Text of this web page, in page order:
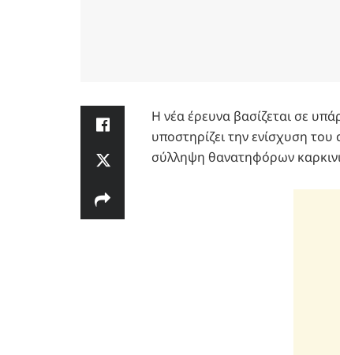
Η νέα έρευνα βασίζεται σε
υποστηρίζει την ενίσχυση
σύλληψη θανατηφόρων